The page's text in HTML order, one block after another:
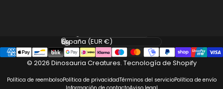
© 2026 Dinosauria Creatures. Tecnología de Shopify
Política de reembolsoPolítica de privacidadTérminos del servicioPolítica de envío
Idioma
País/región